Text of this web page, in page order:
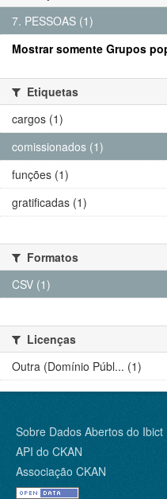
7. PESSOAS (1)
Mostrar somente Grupos
Etiquetas
cargos (1)
comissionados (1)
funções (1)
gratificadas (1)
Formatos
CSV (1)
Licenças
Outra (Domínio Públ... (1)
Sobre Dados Abertos do Ibict
API do CKAN
Associação CKAN